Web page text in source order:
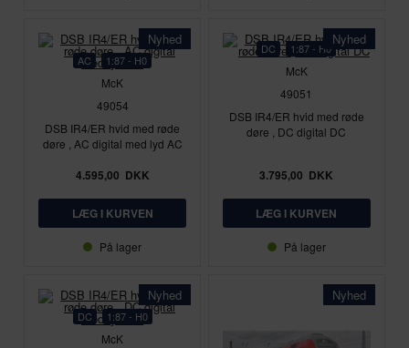
Nyhed
AC 1:87 - H0
McK
49054
DSB IR4/ER hvid med røde
døre , AC digital med lyd AC
4.595,00 DKK
På lager
Nyhed
DC 1:87 - H0
McK
49051
DSB IR4/ER hvid med røde
døre , DC digital DC
3.795,00 DKK
På lager
Nyhed
DC 1:87 - H0
McK
Nyhed